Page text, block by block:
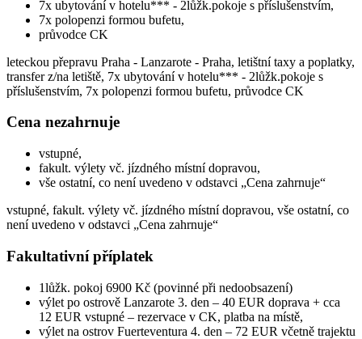
7x ubytování v hotelu*** - 2lůžk.pokoje s příslušenstvím,
7x polopenzi formou bufetu,
průvodce CK
leteckou přepravu Praha - Lanzarote - Praha, letištní taxy a poplatky,
transfer z/na letiště, 7x ubytování v hotelu*** - 2lůžk.pokoje s
příslušenstvím, 7x polopenzi formou bufetu, průvodce CK
Cena nezahrnuje
vstupné,
fakult. výlety vč. jízdného místní dopravou,
vše ostatní, co není uvedeno v odstavci „Cena zahrnuje“
vstupné, fakult. výlety vč. jízdného místní dopravou, vše ostatní, co
není uvedeno v odstavci „Cena zahrnuje“
Fakultativní příplatek
1lůžk. pokoj 6900 Kč (povinné při nedoobsazení)
výlet po ostrově Lanzarote 3. den – 40 EUR doprava + cca
12 EUR vstupné – rezervace v CK, platba na místě,
výlet na ostrov Fuerteventura 4. den – 72 EUR včetně trajektu